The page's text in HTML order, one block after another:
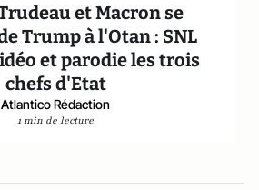
et Macron se
Trump à l'Otan : SNL
et parodie les trois
chefs d'Etat
Atlantico Rédaction
1 min de lecture